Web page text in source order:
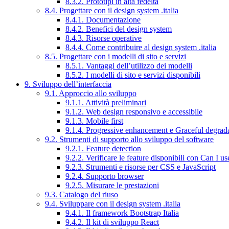
8.4. Progettare con il design system .italia
8.4.1. Documentazione
8.4.2. Benefici del design system
8.4.3. Risorse operative
8.4.4. Come contribuire al design system .italia
8.5. Progettare con i modelli di sito e servizi
8.5.1. Vantaggi dell’utilizzo dei modelli
8.5.2. I modelli di sito e servizi disponibili
9. Sviluppo dell’interfaccia
9.1. Approccio allo sviluppo
9.1.1. Attività preliminari
9.1.2. Web design responsivo e accessibile
9.1.3. Mobile first
9.1.4. Progressive enhancement e Graceful
9.2. Strumenti di supporto allo sviluppo del software
9.2.1. Feature detection
9.2.2. Verificare le feature disponibili con Can I
9.2.3. Strumenti e risorse per CSS e JavaScript
9.2.4. Supporto browser
9.2.5. Misurare le prestazioni
9.3. Catalogo del riuso
9.4. Sviluppare con il design system .italia
9.4.1. Il framework Bootstrap Italia
9.4.2. Il kit di sviluppo React